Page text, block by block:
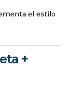
el estilo
+